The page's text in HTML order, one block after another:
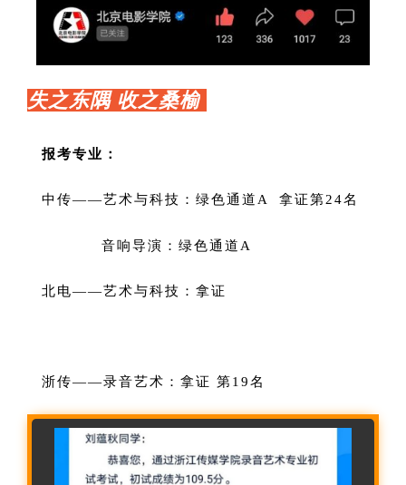
失之东隅 收之桑榆
报考专业：
中传——艺术与科技：绿色通道A 拿证第24名
音响导演： 绿色通道A
北电——艺术与科技：拿证
浙传——录音艺术：拿证 第19名